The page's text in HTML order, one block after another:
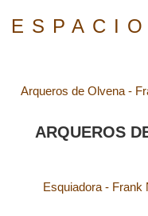
ARQUEROS